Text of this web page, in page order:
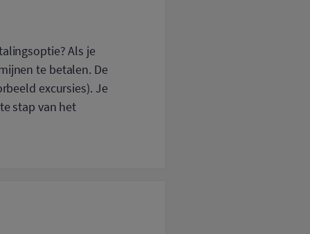
Als je
te betalen. De
excursies). Je
stap van het